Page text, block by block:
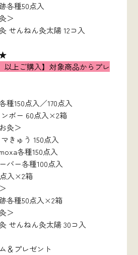
各種50点入
＞
せんねん灸太陽 12コ入
★
以上ご購入】対象商品からプレ
種150点入／170点入
ンボー 60点入×2箱
灸＞
きゅう 150点入
各種150点入
バー各種100点入
入×2箱
各種50点入×2箱
＞
せんねん灸太陽 30コ入
＆プレゼント